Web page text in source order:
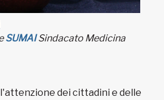
SUMAISindacato Medicina
dei cittadini e delle